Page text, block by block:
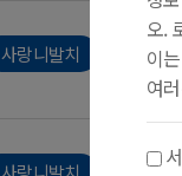
오.
이
여
사랑니발치 김O영